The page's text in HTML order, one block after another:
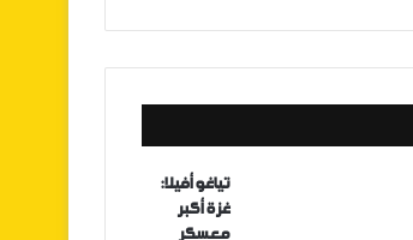
تياغو أفيلا:
غزة أكبر
معسكر